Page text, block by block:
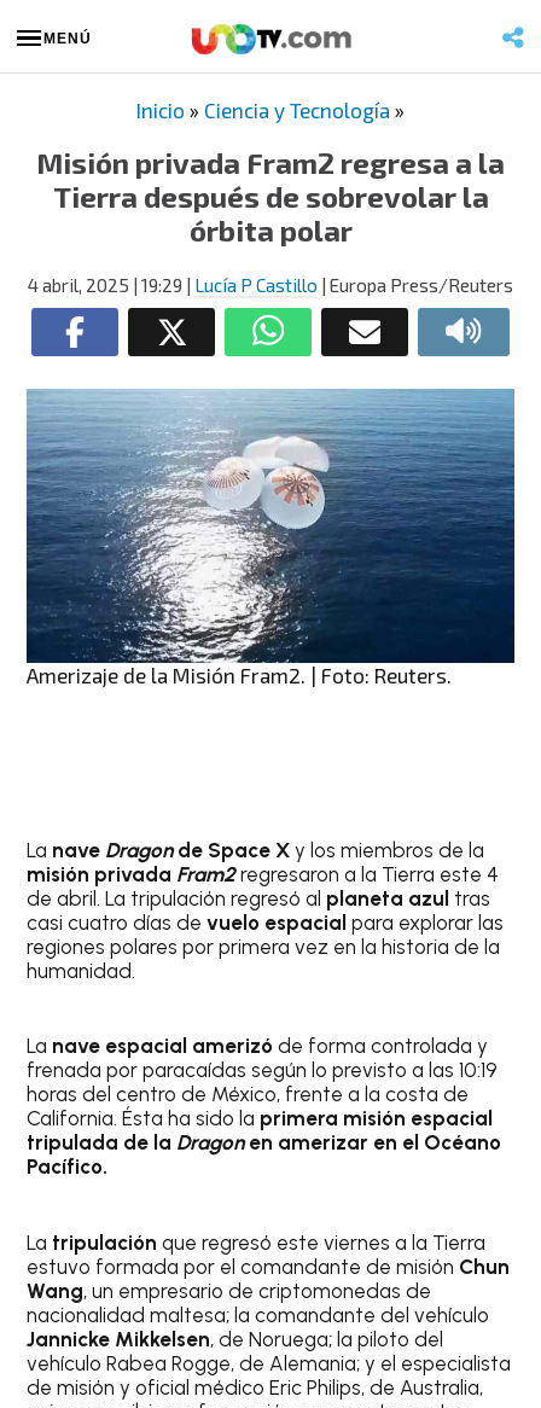
MENÚ
Inicio » Ciencia y Tecnología »
Misión privada Fram2 regresa a la
Tierra después de sobrevolar la
órbita polar
4 abril, 2025 | 19:29 | Lucía P Castillo | Europa Press/Reuters
Amerizaje de la Misión Fram2. | Foto: Reuters.
La nave Dragonde Space X y los miembros de la
misión privada Fram2regresaron a la Tierra este 4
de abril. La tripulación regresó al planeta azul tras
casi cuatro días devuelo espacialpara explorar las
regiones polares por primera vez en la historia de la
humanidad.
La nave espacial amerizó de forma controlada y
frenada por paracaídas según lo previsto a las 10:19
horas del centro de México, frente a la costa de
California. Ésta ha sido la primera misión espacial
tripulada de la Dragonen amerizar en el Océano
Pacífico.
La tripulación que regresó este viernes a la Tierra
estuvo formada por el comandante de misión Chun
Wang, un empresario de criptomonedas de
nacionalidad maltesa; la comandante del vehículo
Jannicke Mikkelsen, de Noruega; la piloto del
vehículo Rabea Rogge, de Alemania; y el especialista
de misión y oficial médico Eric Philips, de Australia,